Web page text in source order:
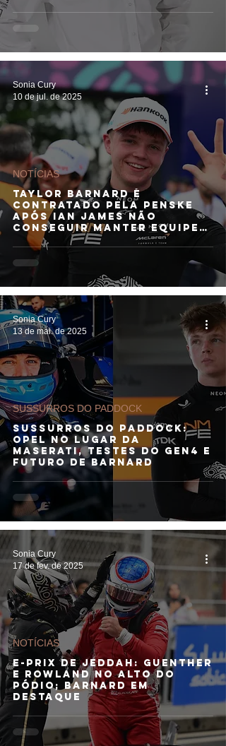
Taylor Barnard é
contratado pela Penske
após Ian James não
conseguir manter equipe
no grid
NOTÍCIAS
Sonia Cury
10 de jul. de 2025
SUSSURROS DO PADDOCK:
Opel no lugar da
Maserati, testes do Gen4 e
futuro de Barnard
SUSSURROS DO PADDOCK
Sonia Cury
13 de mai. de 2025
E-Prix de Jeddah: Guenther
e Rowland no alto do
pódio; Barnard em
destaque
NOTÍCIAS
Sonia Cury
17 de fev. de 2025